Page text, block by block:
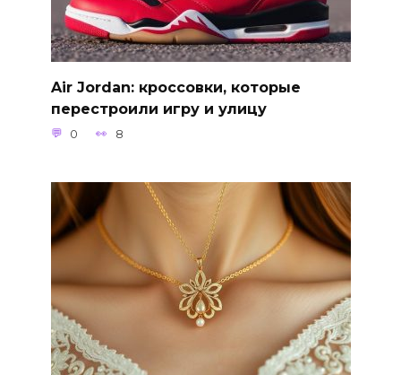
Air Jordan: кроссовки, которые
перестроили игру и улицу
0 8